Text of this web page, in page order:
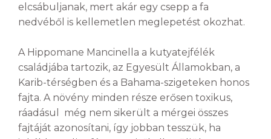
elcsábuljanak, mert akár egy csepp a fa
nedvéből is kellemetlen meglepetést okozhat.
A Hippomane Mancinella a kutyatejfélék
családjába tartozik, az Egyesült Államokban, a
Karib-térségben és a Bahama-szigeteken honos
fajta. A növény minden része erősen toxikus,
ráadásul még nem sikerült a mérgei összes
fajtáját azonosítani, így jobban tesszük, ha